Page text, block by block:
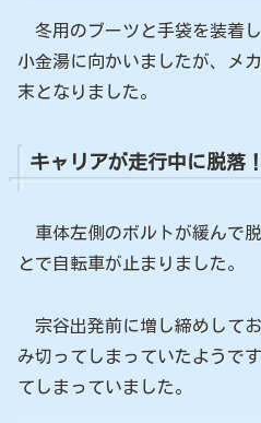
冬用のブーツと手袋を装着
小金湯に向かいましたが、メ
末となりました。
キャリアが走行中に脱落！
車体左側のボルトが緩んで
とで自転車が止まりました。
宗谷出発前に増し締めして
み切ってしまっていたようで
てしまっていました。